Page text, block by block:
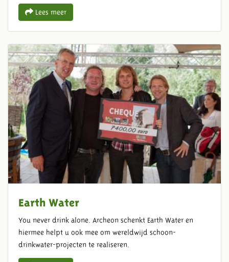
Lees meer
Earth Water
You never drink alone. Archeon schenkt Earth Water en
hiermee helpt u ook mee om wereldwijd schoon-
drinkwater-projecten te realiseren.